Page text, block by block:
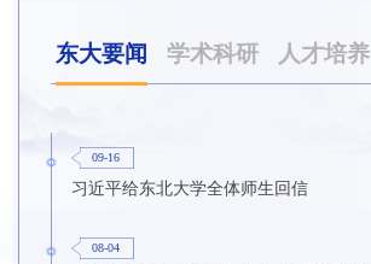
东大要闻 学术科研 人才培养
09-16
习近平给东北大学全体师生回信
08-04